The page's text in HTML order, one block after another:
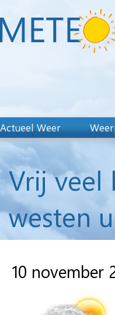
Actueel Weer
Vrij veel
westen
10 november